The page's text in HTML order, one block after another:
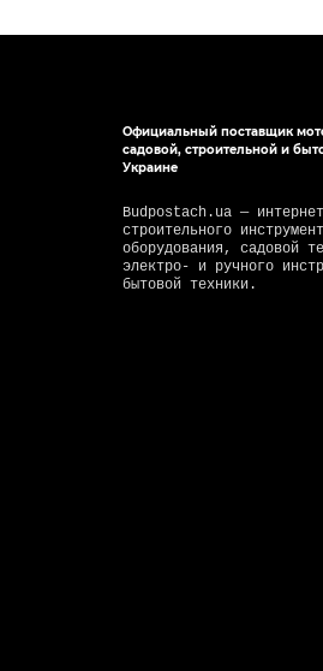
Официальный поставщик
садовой, строительной и
Украине
Budpostach.ua —
строительного
оборудования, садовой
электро- и ручного
бытовой техники.